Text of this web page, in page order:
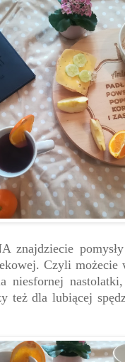
znajdziecie
Czyli możecie
niesfornej nastolatki,
też dla lubiącej